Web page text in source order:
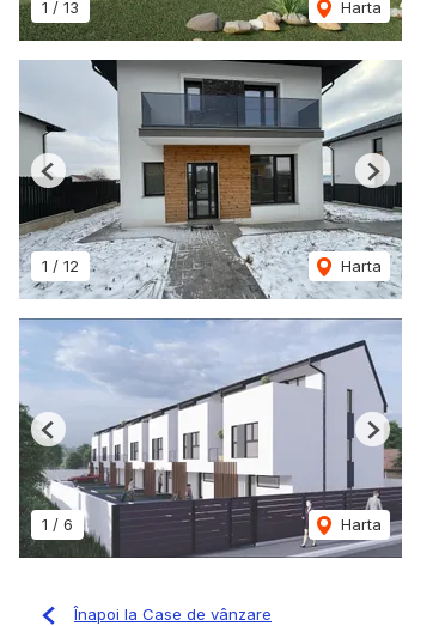
1 / 13 Harta
1 / 12 Harta
Previous Next
1 / 6 Harta
Previous Next
Înapoi la Case de vânzare